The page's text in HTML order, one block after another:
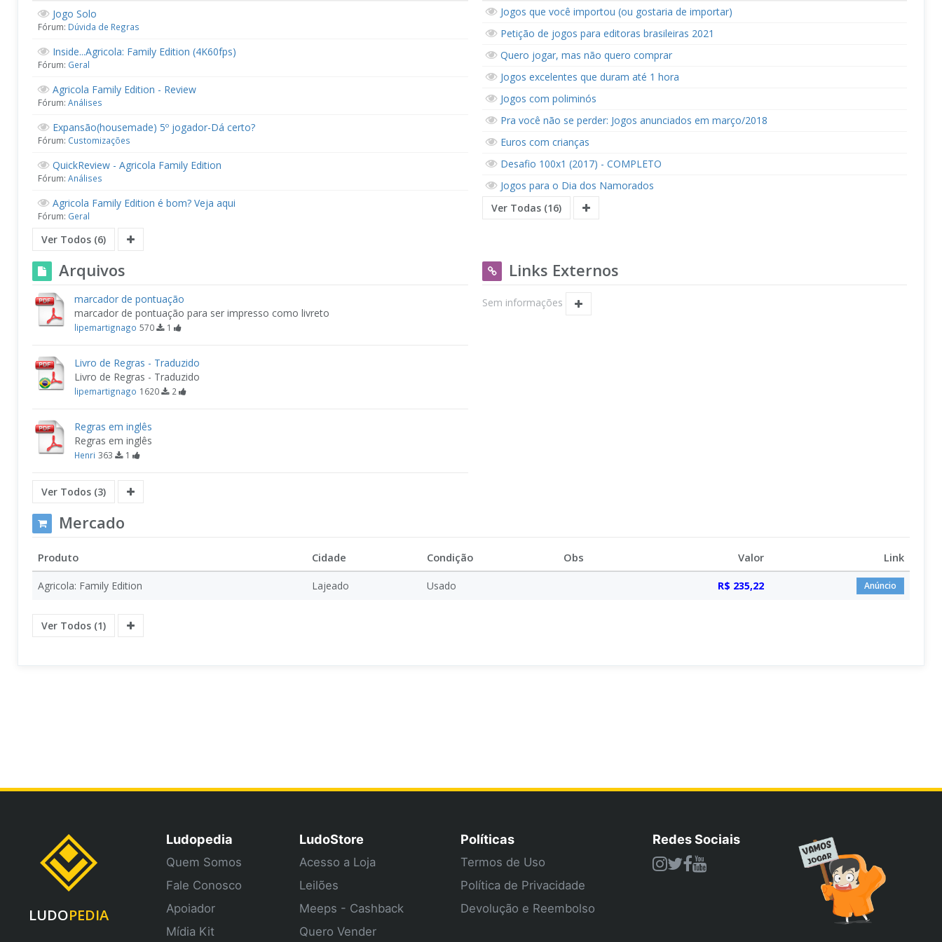
Jogo Solo
Fórum: Dúvida de Regras
Inside...Agricola: Family Edition (4K60fps)
Fórum: Geral
Agricola Family Edition - Review
Fórum: Análises
Expansão(housemade) 5º jogador-Dá certo?
Fórum: Customizações
QuickReview - Agricola Family Edition
Fórum: Análises
Agricola Family Edition é bom? Veja aqui
Fórum: Geral
Ver Todos (6)
Jogos que você importou (ou gostaria de importar)
Petição de jogos para editoras brasileiras 2021
Quero jogar, mas não quero comprar
Jogos excelentes que duram até 1 hora
Jogos com poliminós
Pra você não se perder: Jogos anunciados em março/2018
Euros com crianças
Desafio 100x1 (2017) - COMPLETO
Jogos para o Dia dos Namorados
Ver Todas (16)
Arquivos
marcador de pontuação
marcador de pontuação para ser impresso como livreto
lipemartignago 570 1
Livro de Regras - Traduzido
Livro de Regras - Traduzido
lipemartignago 1620 2
Regras em inglês
Regras em inglês
Henri 363 1
Ver Todos (3)
Links Externos
Sem informações
Mercado
Produto Cidade Condição Obs Valor Link
Agricola: Family Edition Lajeado Usado R$ 235,22 Anúncio
Ver Todos (1)
LUDOPEDIA
Ludopedia
Quem Somos
Fale Conosco
Apoiador
Mídia Kit
LudoStore
Acesso a Loja
Leilões
Meeps - Cashback
Quero Vender
Políticas
Termos de Uso
Política de Privacidade
Devolução e Reembolso
Redes Sociais